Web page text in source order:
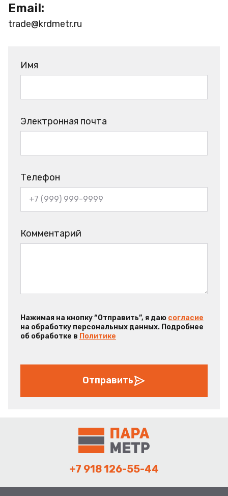
Email:
trade@krdmetr.ru
Имя
Электронная почта
Телефон
Комментарий
Нажимая на кнопку “Отправить”, я даю согласие
на обработку персональных данных. Подробнее
об обработке в Политике
Отправить
+7 918 126-55-44